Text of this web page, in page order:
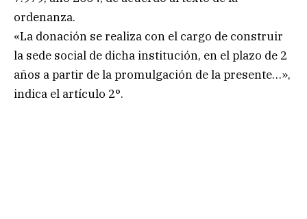
ordenanza.
«La donación se realiza con el cargo de construir
la sede social de dicha institución, en el plazo de 2
años a partir de la promulgación de la presente…»,
indica el artículo 2°.